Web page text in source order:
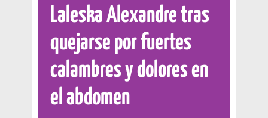
Laleska Alexandre tras
quejarse por fuertes
calambres y dolores en
el abdomen